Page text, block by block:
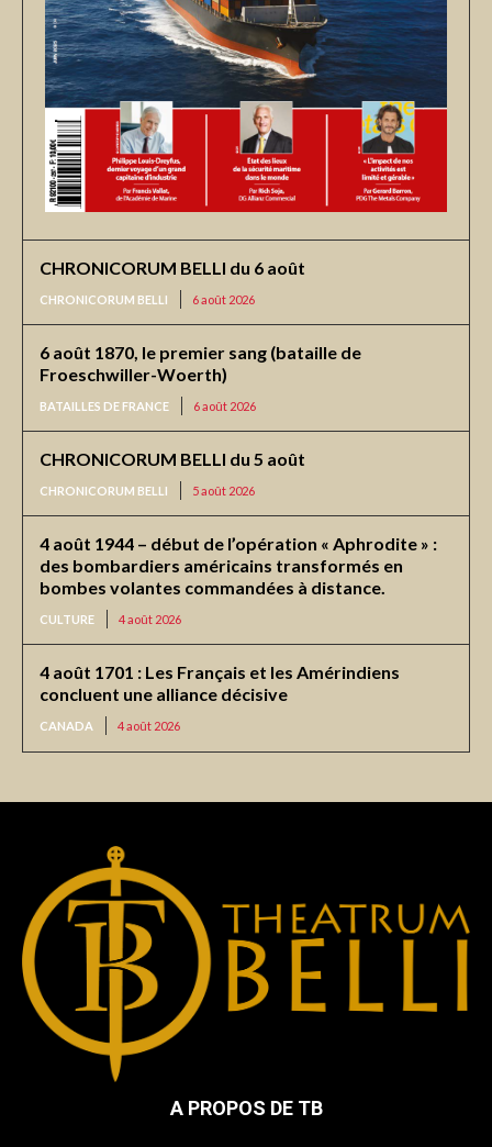
CHRONICORUM BELLI du 6 août
CHRONICORUM BELLI 6 août 2026
6 août 1870, le premier sang (bataille de
Froeschwiller-Woerth)
BATAILLES DE FRANCE 6 août 2026
CHRONICORUM BELLI du 5 août
CHRONICORUM BELLI 5 août 2026
4 août 1944 – début de l’opération « Aphrodite » :
des bombardiers américains transformés en
bombes volantes commandées à distance.
CULTURE 4 août 2026
4 août 1701 : Les Français et les Amérindiens
concluent une alliance décisive
CANADA 4 août 2026
A PROPOS DE TB